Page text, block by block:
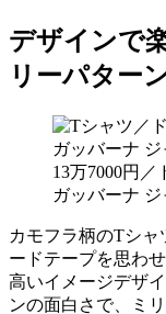
デザインで
リーパター
13万7000円
ガッバーナ ジ
カモフラ柄のTシ
ードテープを思わ
高いイメージデザ
ンの面白さで、ミ